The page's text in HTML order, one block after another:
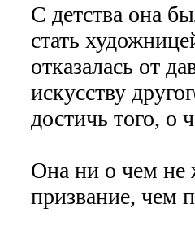
С детства она
стать
отказалась от
искусству
достичь того, о
Она ни о чем не
призвание, чем